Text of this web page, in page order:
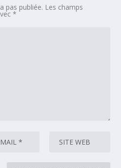
pas publiée. Les champs
*